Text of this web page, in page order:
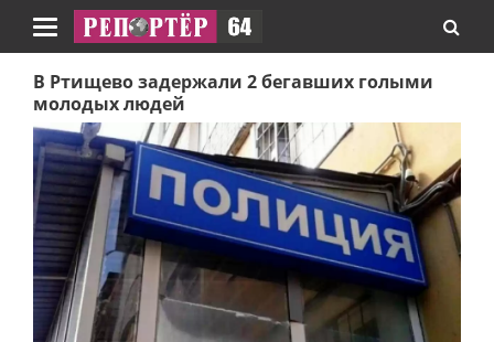
Навигация
В Ртищево задержали 2 бегавших голыми
молодых людей